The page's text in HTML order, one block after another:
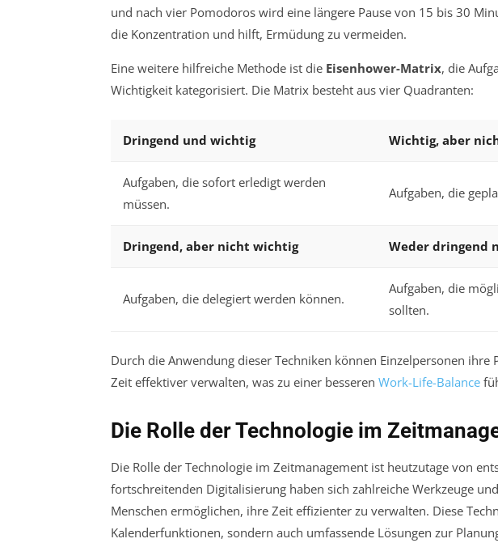
und nach vier Pomodoros wird eine längere Pause von 15 bis 30
die Konzentration und hilft, Ermüdung zu vermeiden.
Eine weitere hilfreiche Methode ist die Eisenhower-Matrix, die
Wichtigkeit kategorisiert. Die Matrix besteht aus vier Quadranten:
Dringend und wichtig Wichtig, aber
Aufgaben, die sofort erledigt werden
müssen.
Aufgaben, die
Dringend, aber nicht wichtig Weder dringend
Aufgaben, die delegiert werden können.
Aufgaben, die
sollten.
Durch die Anwendung dieser Techniken können Einzelpersonen
Zeit effektiver verwalten, was zu einer besseren Work-Life-Balance
Die Rolle der Technologie im
Die Rolle der Technologie im Zeitmanagement ist heutzutage von
fortschreitenden Digitalisierung haben sich zahlreiche Werkzeuge
Menschen ermöglichen, ihre Zeit effizienter zu verwalten. Diese
Kalenderfunktionen, sondern auch umfassende Lösungen zur